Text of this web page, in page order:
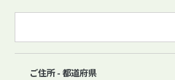
ご住所 - 都道府県